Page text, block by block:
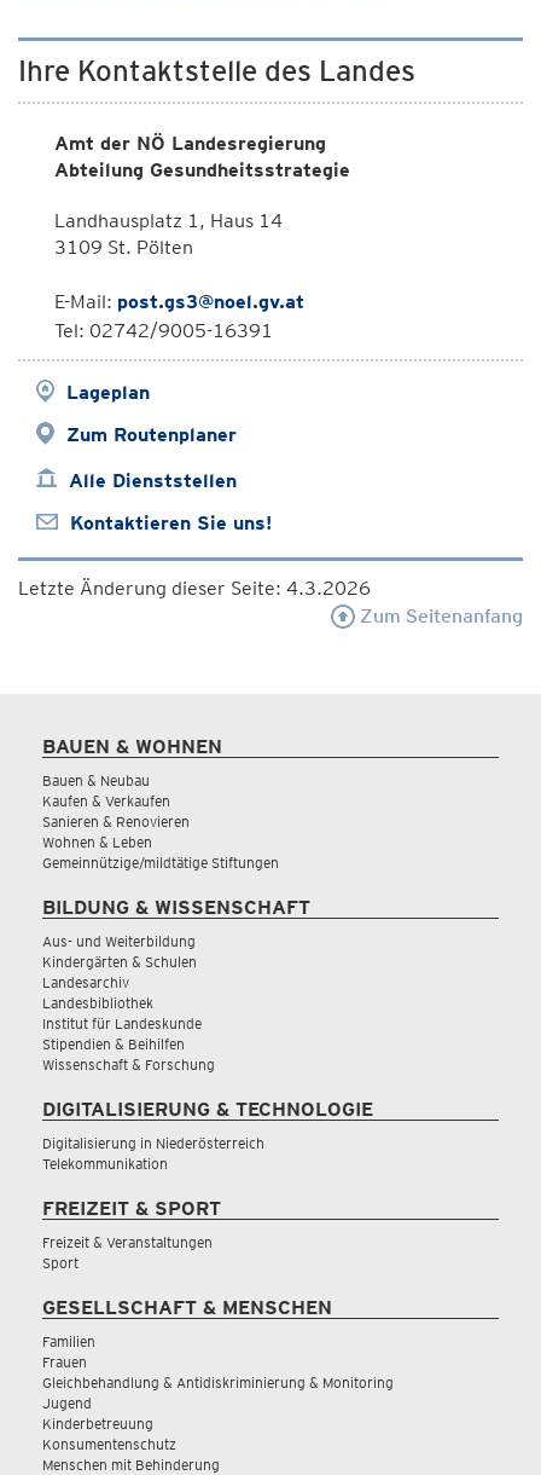
Ihre Kontaktstelle des Landes
Amt der NÖ Landesregierung
Abteilung Gesundheitsstrategie
Landhausplatz 1, Haus 14
3109 St. Pölten
E-Mail: post.gs3@noel.gv.at
Tel: 02742/9005-16391
Lageplan
Zum Routenplaner
Alle Dienststellen
Kontaktieren Sie uns!
Letzte Änderung dieser Seite: 4.3.2026
Zum Seitenanfang
BAUEN & WOHNEN
Bauen & Neubau
Kaufen & Verkaufen
Sanieren & Renovieren
Wohnen & Leben
Gemeinnützige/mildtätige Stiftungen
BILDUNG & WISSENSCHAFT
Aus- und Weiterbildung
Kindergärten & Schulen
Landesarchiv
Landesbibliothek
Institut für Landeskunde
Stipendien & Beihilfen
Wissenschaft & Forschung
DIGITALISIERUNG & TECHNOLOGIE
Digitalisierung in Niederösterreich
Telekommunikation
FREIZEIT & SPORT
Freizeit & Veranstaltungen
Sport
GESELLSCHAFT & MENSCHEN
Familien
Frauen
Gleichbehandlung & Antidiskriminierung & Monitoring
Jugend
Kinderbetreuung
Konsumentenschutz
Menschen mit Behinderung